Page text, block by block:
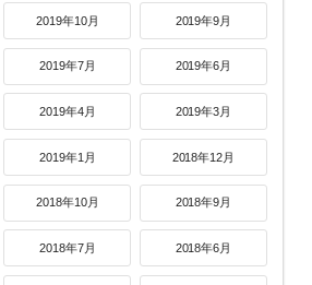
2019年10月 2019年9月
2019年7月 2019年6月
2019年4月 2019年3月
2019年1月 2018年12月
2018年10月 2018年9月
2018年7月 2018年6月